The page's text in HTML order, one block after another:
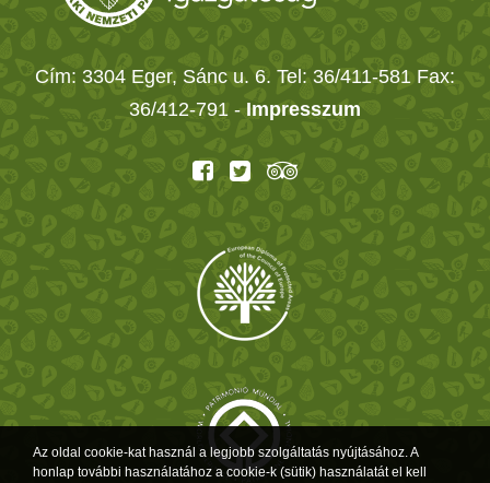
Cím: 3304 Eger, Sánc u. 6. Tel: 36/411-581 Fax:
36/412-791 - Impresszum
Az oldal cookie-kat használ a legjobb szolgáltatás nyújtásához. A
honlap további használatához a cookie-k (sütik) használatát el kell